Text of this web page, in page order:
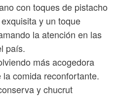
con toques de pistacho
y un toque
la atención en las
país.
más acogedora
comida reconfortante.
y chucrut